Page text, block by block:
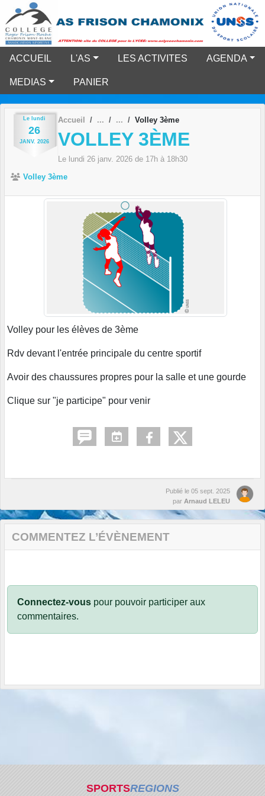
ACCUEIL L'AS LES ACTIVITES AGENDA
MEDIAS PANIER
Le lundi
26
JANV. 2026
Accueil Volley 3ème
VOLLEY 3ÈME
Le lundi 26 janv. 2026 de 17h à 18h30
Volley 3ème
Volley pour les élèves de 3ème
Rdv devant l'entrée principale du centre sportif
Avoir des chaussures propres pour la salle et une gourde
Clique sur "je participe" pour venir
Publié le 05 sept. 2025
par Arnaud LELEU
COMMENTEZ L’ÉVÈNEMENT
Connectez-vous pour pouvoir participer aux
commentaires.
SPORTSREGIONS
Panneau de gestion des cookies